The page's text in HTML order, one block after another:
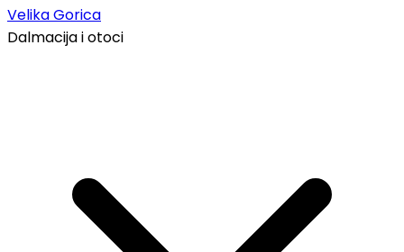
Velika Gorica
Dalmacija i otoci